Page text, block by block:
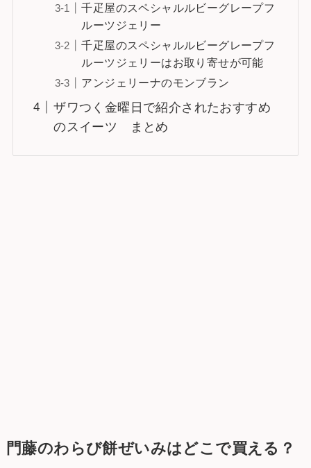
千疋屋のスペシャルルビーグレープフ
ルーツジェリー
千疋屋のスペシャルルビーグレープフ
ルーツジェリーはお取り寄せが可能
アンジェリーナのモンブラン
ザワつく金曜日で紹介されたおすすめ
のスイーツ まとめ
門藤のわらび餅ぜいみはどこで買える？